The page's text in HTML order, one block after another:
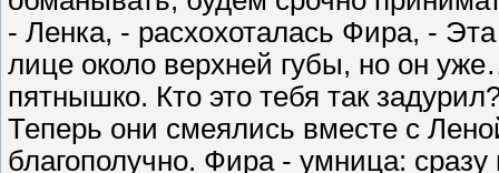
- Ленка, - расхохоталась Фира, -
лице около верхней губы, но он
пятнышко. Кто это тебя так
Теперь они смеялись вместе с
благополучно. Фира - умница: